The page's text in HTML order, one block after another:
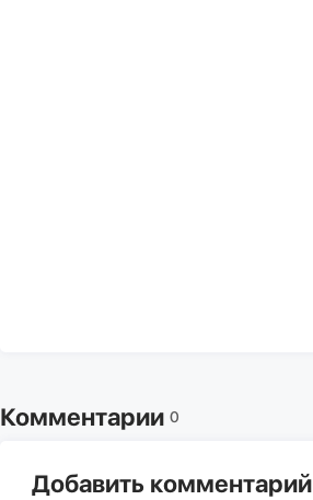
Комментарии 0
Добавить комментарий